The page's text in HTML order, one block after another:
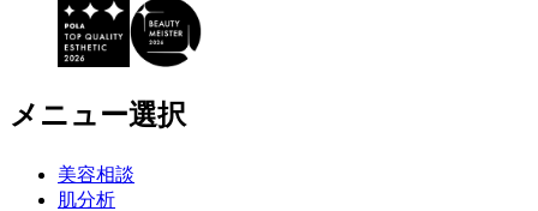
ア
メニュー選択
美容相談
肌分析